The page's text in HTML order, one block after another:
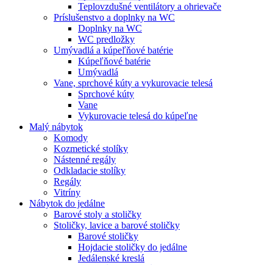
Teplovzdušné ventilátory a ohrievače
Príslušenstvo a doplnky na WC
Doplnky na WC
WC predložky
Umývadlá a kúpeľňové batérie
Kúpeľňové batérie
Umývadlá
Vane, sprchové kúty a vykurovacie telesá
Sprchové kúty
Vane
Vykurovacie telesá do kúpeľne
Malý nábytok
Komody
Kozmetické stolíky
Nástenné regály
Odkladacie stolíky
Regály
Vitríny
Nábytok do jedálne
Barové stoly a stoličky
Stoličky, lavice a barové stoličky
Barové stoličky
Hojdacie stoličky do jedálne
Jedálenské kreslá